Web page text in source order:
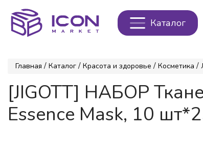
Каталог
Главная / Каталог / Красота и здоровье / Косметика /
[JIGOTT] НАБОР
Essence Mask, 10